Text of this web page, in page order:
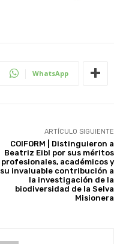
WhatsApp
ARTÍCULO SIGUIENTE
COIFORM | Distinguieron a
Beatriz Eibl por sus méritos
profesionales, académicos y
su invaluable contribución a
la investigación de la
biodiversidad de la Selva
Misionera